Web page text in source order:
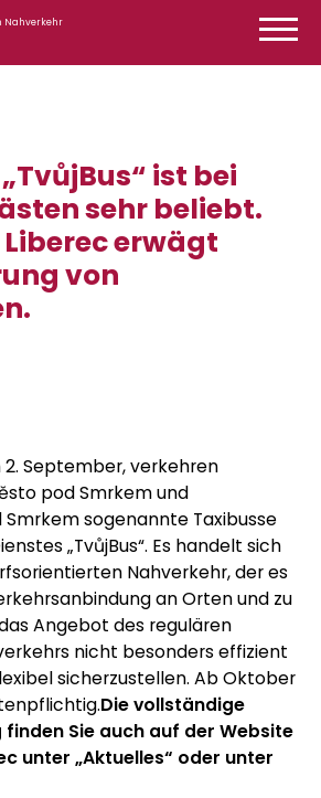
Nahverkehr
ist bei
sehr beliebt.
Liberec erwägt
von
September, verkehren
pod Smrkem und
sogenannte Taxibusse
„TvůjBus“. Es handelt sich
Nahverkehr, der es
an Orten und zu
Angebot des regulären
nicht besonders effizient
sicherzustellen. Ab Oktober
Die vollständige
Sie auch auf der Website
unter „Aktuelles“ oder unter